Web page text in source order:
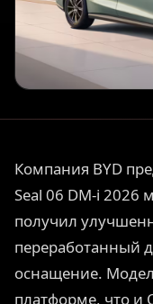
Компания BYD
Seal 06 DM-i 2026
получил
переработанный
оснащение.
платформе, что и